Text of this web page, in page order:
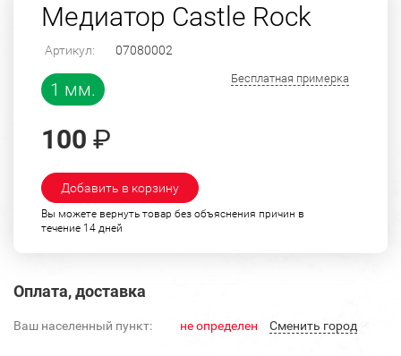
Медиатор Castle Rock
Артикул: 07080002
1 мм.
Бесплатная примерка
100 ₽
Добавить в корзину
Вы можете вернуть товар без объяснения причин в
течение 14 дней
Оплата, доставка
Ваш населенный пункт: не определен Cменить город